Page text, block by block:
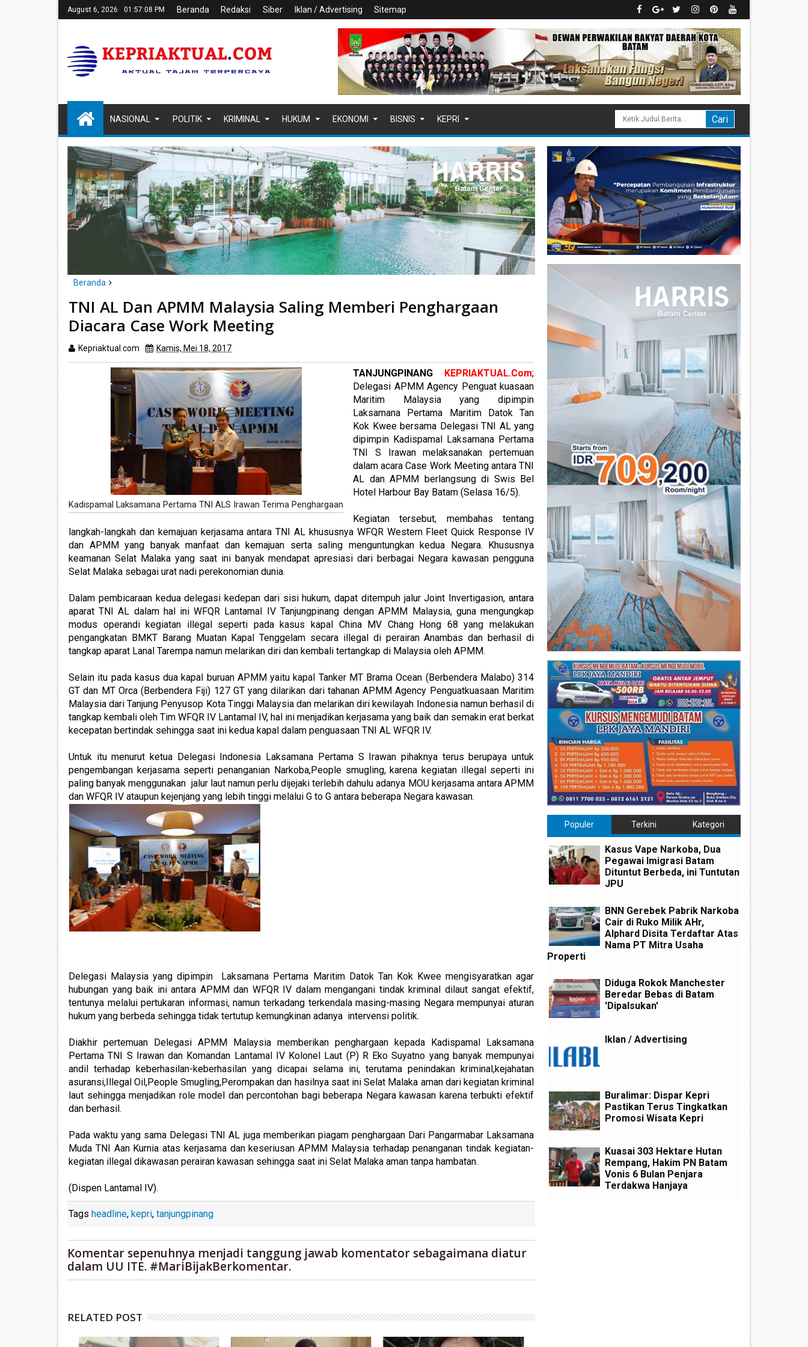
August 6, 2026 01:57:09 PM Beranda Redaksi Siber Iklan / Advertising Sitemap
NASIONAL POLITIK KRIMINAL HUKUM EKONOMI BISNIS KEPRI
Beranda
TNI AL Dan APMM Malaysia Saling Memberi Penghargaan Diacara Case Work Meeting
TNI AL Dan APMM Malaysia Saling Memberi Penghargaan
Diacara Case Work Meeting
Kepriaktual.com Kamis, Mei 18, 2017
Kadispamal Laksamana Pertama TNI ALS Irawan Terima Penghargaan
TANJUNGPINANG KEPRIAKTUAL.Com;
Delegasi APMM Agency Penguat kuasaan
Maritim Malaysia yang dipimpin
Laksamana Pertama Maritim Datok Tan
Kok Kwee bersama Delegasi TNI AL yang
dipimpin Kadispamal Laksamana Pertama
TNI S Irawan melaksanakan pertemuan
dalam acara Case Work Meeting antara TNI
AL dan APMM berlangsung di Swis Bel
Hotel Harbour Bay Batam (Selasa 16/5).
Kegiatan tersebut, membahas tentang
langkah-langkah dan kemajuan kerjasama antara TNI AL khususnya WFQR Western Fleet Quick Response IV
dan APMM yang banyak manfaat dan kemajuan serta saling menguntungkan kedua Negara. Khususnya
keamanan Selat Malaka yang saat ini banyak mendapat apresiasi dari berbagai Negara kawasan pengguna
Selat Malaka sebagai urat nadi perekonomian dunia.
Dalam pembicaraan kedua delegasi kedepan dari sisi hukum, dapat ditempuh jalur Joint Invertigasion, antara
aparat TNI AL dalam hal ini WFQR Lantamal IV Tanjungpinang dengan APMM Malaysia, guna mengungkap
modus operandi kegiatan illegal seperti pada kasus kapal China MV Chang Hong 68 yang melakukan
pengangkatan BMKT Barang Muatan Kapal Tenggelam secara illegal di perairan Anambas dan berhasil di
tangkap aparat Lanal Tarempa namun melarikan diri dan kembali tertangkap di Malaysia oleh APMM.
Selain itu pada kasus dua kapal buruan APMM yaitu kapal Tanker MT Brama Ocean (Berbendera Malabo) 314
GT dan MT Orca (Berbendera Fiji) 127 GT yang dilarikan dari tahanan APMM Agency Penguatkuasaan Maritim
Malaysia dari Tanjung Penyusop Kota Tinggi Malaysia dan melarikan diri kewilayah Indonesia namun berhasil di
tangkap kembali oleh Tim WFQR IV Lantamal IV, hal ini menjadikan kerjasama yang baik dan semakin erat berkat
kecepatan bertindak sehingga saat ini kedua kapal dalam penguasaan TNI AL WFQR IV.
Untuk itu menurut ketua Delegasi Indonesia Laksamana Pertama S Irawan pihaknya terus berupaya untuk
pengembangan kerjasama seperti penanganian Narkoba,People smugling, karena kegiatan illegal seperti ini
paling banyak menggunakan jalur laut namun perlu dijejaki terlebih dahulu adanya MOU kerjasama antara APMM
dan WFQR IV ataupun kejenjang yang lebih tinggi melalui G to G antara beberapa Negara kawasan.
Delegasi Malaysia yang dipimpin Laksamana Pertama Maritim Datok Tan Kok Kwee mengisyaratkan agar
hubungan yang baik ini antara APMM dan WFQR IV dalam mengangani tindak kriminal dilaut sangat efektif,
tentunya melalui pertukaran informasi, namun terkadang terkendala masing-masing Negara mempunyai aturan
hukum yang berbeda sehingga tidak tertutup kemungkinan adanya intervensi politik.
Diakhir pertemuan Delegasi APMM Malaysia memberikan penghargaan kepada Kadispamal Laksamana
Pertama TNI S Irawan dan Komandan Lantamal IV Kolonel Laut (P) R Eko Suyatno yang banyak mempunyai
andil terhadap keberhasilan-keberhasilan yang dicapai selama ini, terutama penindakan kriminal,kejahatan
asuransi,Illegal Oil,People Smugling,Perompakan dan hasilnya saat ini Selat Malaka aman dari kegiatan kriminal
laut sehingga menjadikan role model dan percontohan bagi beberapa Negara kawasan karena terbukti efektif
dan berhasil.
Pada waktu yang sama Delegasi TNI AL juga memberikan piagam penghargaan Dari Pangarmabar Laksamana
Muda TNI Aan Kurnia atas kerjasama dan keseriusan APMM Malaysia terhadap penanganan tindak kegiatan-
kegiatan illegal dikawasan perairan kawasan sehingga saat ini Selat Malaka aman tanpa hambatan.
(Dispen Lantamal IV).
Tags headline, kepri, tanjungpinang
Komentar sepenuhnya menjadi tanggung jawab komentator sebagaimana diatur
dalam UU ITE. #MariBijakBerkomentar.
RELATED POST
Populer Terkini Kategori
Kasus Vape Narkoba, Dua
Pegawai Imigrasi Batam
Dituntut Berbeda, ini Tuntutan
JPU
BNN Gerebek Pabrik Narkoba
Cair di Ruko Milik AHr,
Alphard Disita Terdaftar Atas
Nama PT Mitra Usaha
Properti
Diduga Rokok Manchester
Beredar Bebas di Batam
'Dipalsukan'
Iklan / Advertising
Buralimar: Dispar Kepri
Pastikan Terus Tingkatkan
Promosi Wisata Kepri
Kuasai 303 Hektare Hutan
Rempang, Hakim PN Batam
Vonis 6 Bulan Penjara
Terdakwa Hanjaya